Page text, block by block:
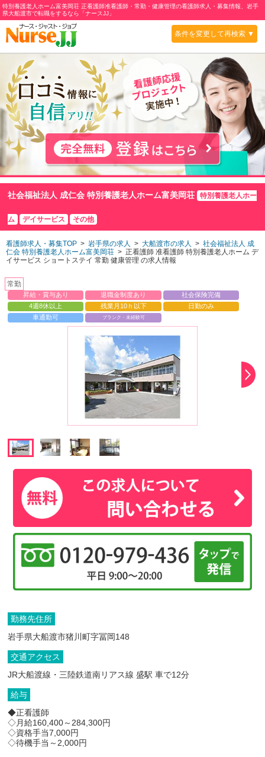
特別養護老人ホーム富美岡荘 正看護師准看護師・常勤・健康管理の看護師求人・募集情報、岩手
県大船渡市で転職をするなら「ナースJJ」
条件を変更して再検索 ▼
社会福祉法人 成仁会 特別養護老人ホーム富美岡荘 特別養護老人ホー
ム デイサービス その他
看護師求人・募集TOP > 岩手県の求人 > 大船渡市の求人 > 社会福祉法人 成
仁会 特別養護老人ホーム富美岡荘 > 正看護師 准看護師 特別養護老人ホーム デ
イサービス ショートステイ 常勤 健康管理 の求人情報
常勤
昇給・賞与あり 退職金制度あり
社会保険完備
4週8休以上
残業月10ｈ以下
日勤のみ
車通勤可
ブランク・未経験可
勤務先住所
岩手県大船渡市猪川町字冨岡148
交通アクセス
JR大船渡線・三陸鉄道南リアス線 盛駅 車で12分
給与
◆正看護師
◇月給160,400～284,300円
◇資格手当7,000円
◇待機手当～2,000円